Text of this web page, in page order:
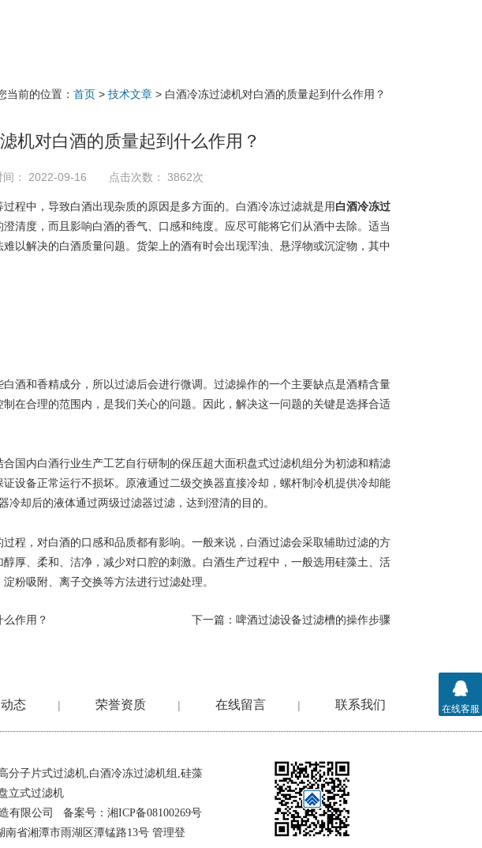
当前的位置： 首页 > 技术文章 > 白酒冷冻过滤机对白酒的质量起到什么作用？
机对白酒的质量起到什么作用？
间： 2022-09-16 点击次数： 3862次
中，导致白酒出现杂质的原因是多方面的。白酒冷冻过滤就是用白酒冷冻过
清度，而且影响白酒的香气、口感和纯度。应尽可能将它们从酒中去除。适当
以解决的白酒质量问题。货架上的酒有时会出现浑浊、悬浮物或沉淀物，其中
和香精成分，所以过滤后会进行微调。过滤操作的一个主要缺点是酒精含量
在合理的范围内，是我们关心的问题。因此，解决这一问题的关键是选择合适
内白酒行业生产工艺自行研制的保压超大面积盘式过滤机组分为初滤和精滤
设备正常运行不损坏。原液通过二级交换器直接冷却，螺杆制冷机提供冷却能
却后的液体通过两级过滤器过滤，达到澄清的目的。
，对白酒的口感和品质都有影响。一般来说，白酒过滤会采取辅助过滤的方
厚、柔和、洁净，减少对口腔的刺激。白酒生产过程中，一般选用硅藻土、活
粉吸附、离子交换等方法进行过滤处理。
下一篇： 啤酒过滤设备过滤槽的操作步骤
作用？
态 | 荣誉资质 | 在线留言 | 联系我们
分子片式过滤机,白酒冷冻过滤机组 ,硅藻
立式过滤机
有限公司 备案号： 湘ICP备08100269号
南省湘潭市雨湖区潭锰路13号 管理登
在线客服